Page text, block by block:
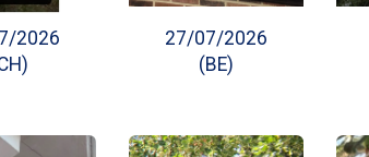
2026
27/07/2026
(BE)